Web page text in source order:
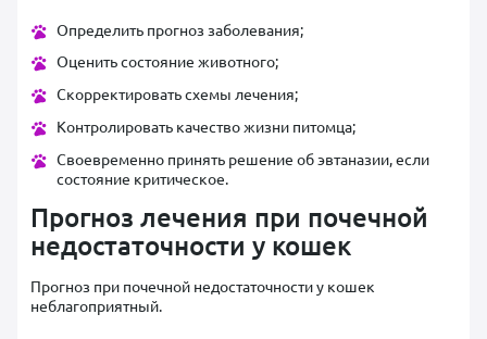
Определить прогноз заболевания;
Оценить состояние животного;
Скорректировать схемы лечения;
Контролировать качество жизни питомца;
Своевременно принять решение об эвтаназии, если
состояние критическое.
Прогноз лечения при почечной
недостаточности у кошек
Прогноз при почечной недостаточности у кошек
неблагоприятный.